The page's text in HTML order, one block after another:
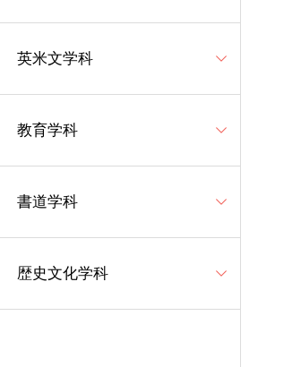
英米文学科
教育学科
書道学科
歴史文化学科